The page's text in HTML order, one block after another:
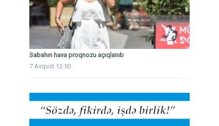
Sabahın hava proqnozu açıqlanıb
7 Avqust 12:50